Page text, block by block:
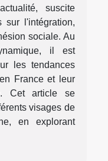
suscite
sur l'intégration,
sociale. Au
il est
les tendances
France et leur
Cet article se
visages de
en explorant